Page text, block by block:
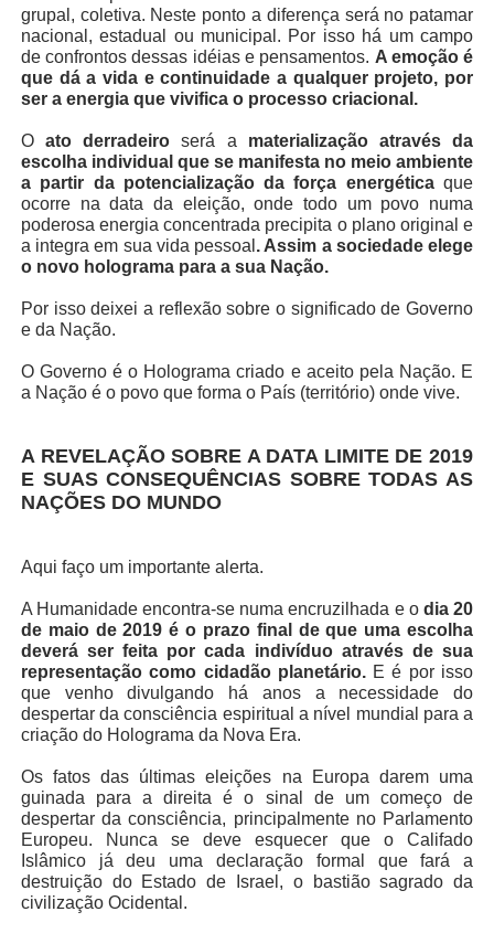
grupal, coletiva. Neste ponto a diferença será no patamar
nacional, estadual ou municipal. Por isso há um campo
de confrontos dessas idéias e pensamentos. A emoção é
que dá a vida e continuidade a qualquer projeto, por
ser a energia que vivifica o processo criacional.
Oato derradeiro será a materialização através da
escolha individual que se manifesta no meio ambiente
a partir da potencialização da força energéticaque
ocorre na data da eleição, onde todo um povo numa
poderosa energia concentrada precipita o plano original e
a integra em sua vida pessoal . Assim a sociedade elege
o novo holograma para a sua Nação.
Por isso deixei a reflexão sobre o significado de Governo
e da Nação.
O Governo é o Holograma criado e aceito pela Nação. E
a Nação é o povo que forma o País (território) onde vive.
A REVELAÇÃO SOBRE A DATA LIMITE DE 2019
E SUAS CONSEQUÊNCIAS SOBRE TODAS AS
NAÇÕES DO MUNDO
Aqui faço um importante alerta.
A Humanidade encontra-se numa encruzilhada e o dia 20
de maio de 2019 é o prazo final de que uma escolha
deverá ser feita por cada indivíduo através de sua
representação como cidadão planetário. E é por isso
que venho divulgando há anos a necessidade do
despertar da consciência espiritual a nível mundial para a
criação do Holograma da Nova Era.
Os fatos das últimas eleições na Europa darem uma
guinada para a direita é o sinal de um começo de
despertar da consciência, principalmente no Parlamento
Europeu. Nunca se deve esquecer que o Califado
Islâmico já deu uma declaração formal que fará a
destruição do Estado de Israel, o bastião sagrado da
civilização Ocidental.